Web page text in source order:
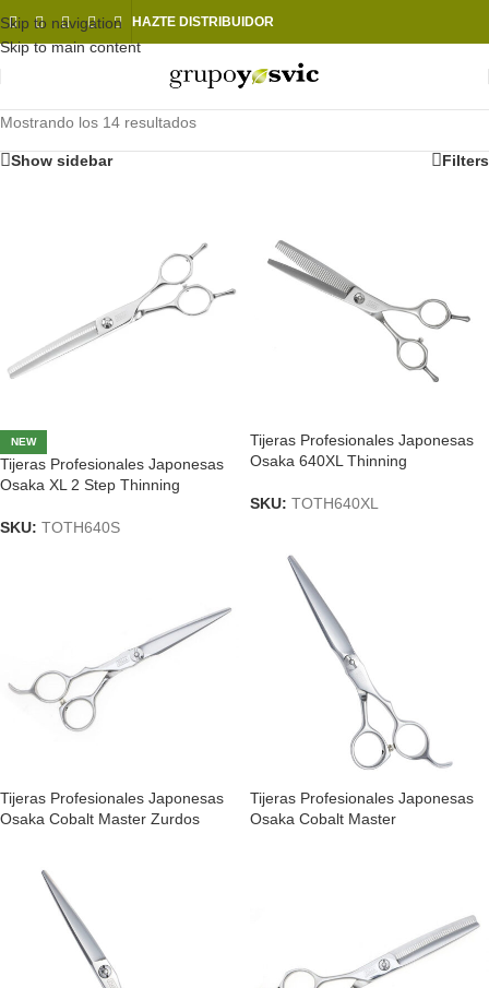
Skip to navigation
Skip to main content
HAZTE DISTRIBUIDOR
Mostrando los 14 resultados
Show sidebar Filters
NEW
Tijeras Profesionales Japonesas
Osaka XL 2 Step Thinning
SKU: TOTH640S
Tijeras Profesionales Japonesas
Osaka 640XL Thinning
SKU: TOTH640XL
Tijeras Profesionales Japonesas
Osaka Cobalt Master Zurdos
Tijeras Profesionales Japonesas
Osaka Cobalt Master